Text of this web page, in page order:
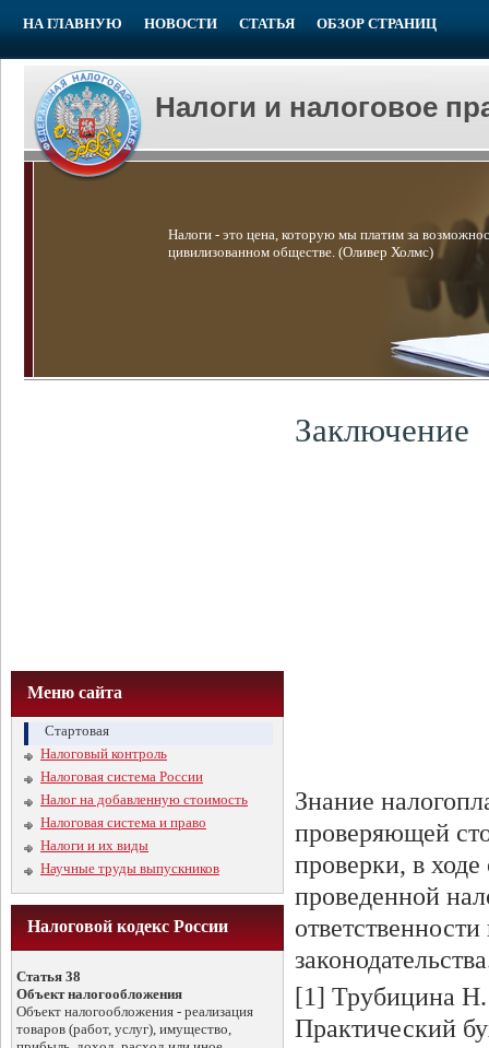
НА ГЛАВНУЮ НОВОСТИ СТАТЬЯ ОБЗОР СТРАНИЦ
Налоги и налоговое
Налоги - это цена, которую мы платим за
цивилизованном обществе. (Оливер Холмс)
Меню сайта
Стартовая
Налоговый контроль
Налоговая система России
Налог на добавленную стоимость
Налоговая система и право
Налоги и их виды
Научные труды выпускников
Налоговой кодекс России
Статья 38
Объект налогообложения
Объект налогообложения - реализация
товаров (работ, услуг), имущество,
Заключение
Знание
проверяющей
проверки, в
проведенной
[1] Трубицина Н.
Практический